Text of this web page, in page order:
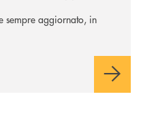
sempre aggiornato, in